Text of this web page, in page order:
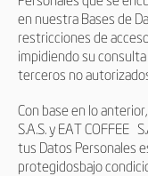
en nuestra Bases de
restricciones de
impidiendo su
terceros no
Con base en lo
S.A.S. yEAT COFFEE
tus Datos Personales
protegidosbajo